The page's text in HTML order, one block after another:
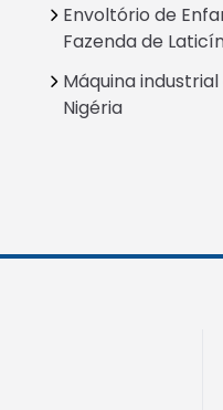
Envoltório de
Fazenda de
Máquina
Nigéria